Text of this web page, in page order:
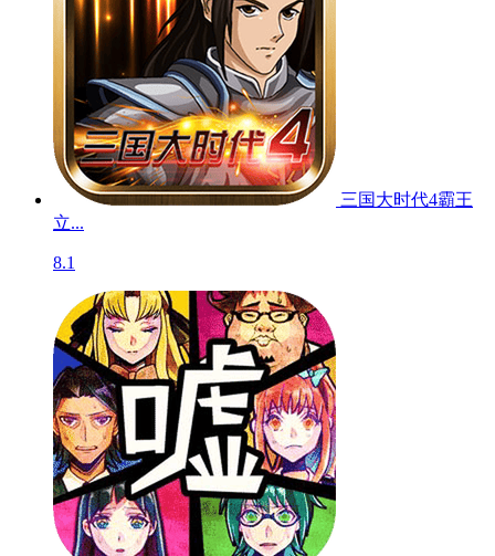
三国大时代4霸王
立...
8.1